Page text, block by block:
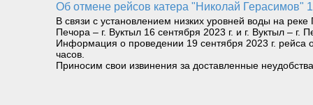
Об отмене рейсов катера "Николай Герасимов"
В связи с установлением низких уровней воды на
Печора – г. Вуктыл 16 сентября 2023 г. и г. Вуктыл – г.
Информация о проведении 19 сентября 2023 г. рейса
часов.
Приносим свои извинения за доставленные